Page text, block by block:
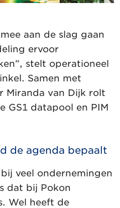
aan de slag gaan
ervoor
stelt operationeel
Samen met
Miranda van Dijk rolt
GS1 datapool en PIM
de agenda bepaalt
veel ondernemingen
dat bij Pokon
Wel heeft de